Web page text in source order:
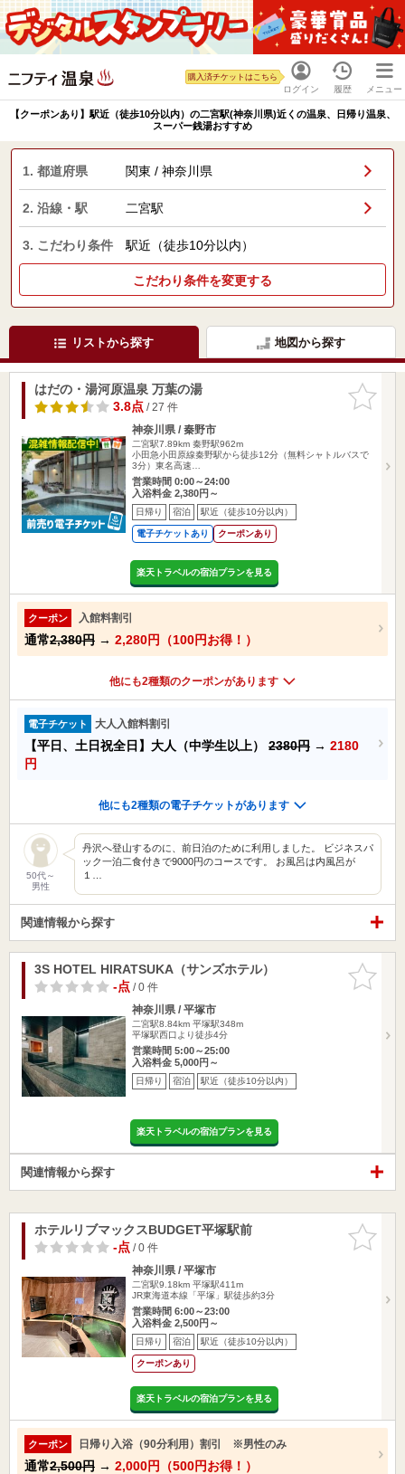
ログイン
購入済チケットはこちら
履歴 メニュー
【クーポンあり】駅近（徒歩10分以内）の二宮駅(神奈川県)近くの温泉、日帰り温泉、
スーパー銭湯おすすめ
1. 都道府県 関東 / 神奈川県
2. 沿線・駅 二宮駅
3. こだわり条件 駅近（徒歩10分以内）
こだわり条件を変更する
リストから探す 地図から探す
お気に入
りに追加
はだの・湯河原温泉 万葉の湯
3.8点/ 27 件
神奈川県 / 秦野市
二宮駅7.89km 秦野駅962m
小田急小田原線秦野駅から徒歩12分（無料シャトルバスで
3分）東名高速…
営業時間 0:00～24:00
入浴料金 2,380円～
日帰り 宿泊 駅近（徒歩10分以内）
電子チケットあり クーポンあり
楽天トラベルの宿泊プランを見る
クーポン 入館料割引
通常2,380円 → 2,280円（100円お得！）
他にも2種類のクーポンがあります
電子チケット 大人入館料割引
【平日、土日祝全日】大人（中学生以上） 2380円 → 2180
円
他にも2種類の電子チケットがあります
50代～
男性
丹沢へ登山するのに、前日泊のために利用しました。 ビジネスパ
ック一泊二食付きで9000円のコースです。 お風呂は内風呂が
１…
関連情報から探す
お気に入
りに追加
3S HOTEL HIRATSUKA（サンズホテル）
-点/ 0 件
神奈川県 / 平塚市
二宮駅8.84km 平塚駅348m
平塚駅西口より徒歩4分
営業時間 5:00～25:00
入浴料金 5,000円～
日帰り 宿泊 駅近（徒歩10分以内）
楽天トラベルの宿泊プランを見る
関連情報から探す
お気に入
りに追加
ホテルリブマックスBUDGET平塚駅前
-点/ 0 件
神奈川県 / 平塚市
二宮駅9.18km 平塚駅411m
JR東海道本線「平塚」駅徒歩約3分
営業時間 6:00～23:00
入浴料金 2,500円～
日帰り 宿泊 駅近（徒歩10分以内）
クーポンあり
楽天トラベルの宿泊プランを見る
クーポン 日帰り入浴（90分利用）割引 ※男性のみ
通常2,500円 → 2,000円（500円お得！）